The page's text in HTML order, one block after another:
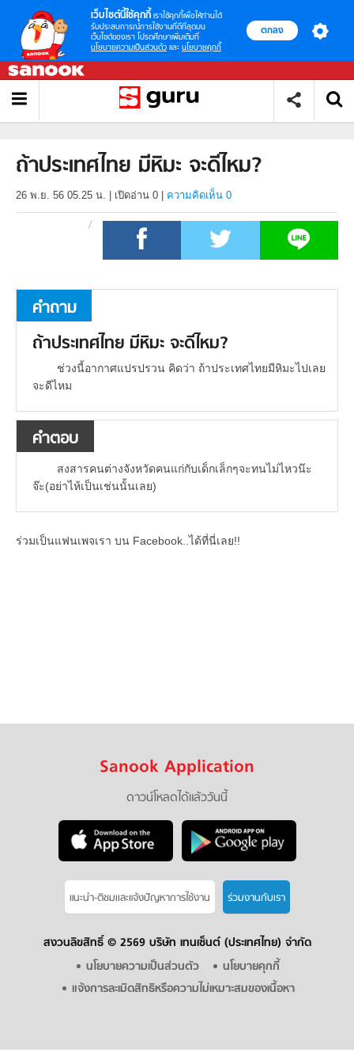
เว็บไซต์นี้ใช้คุกกี้ เราใช้คุกกี้เพื่อให้ท่านได้
รับประสบการณ์การใช้งานที่ดีที่สุดบน
เว็บไซต์ของเรา โปรดศึกษาเพิ่มเติมที่
นโยบายความเป็นส่วนตัว และ นโยบายคุกกี้
ตกลง
ถ้าประเทศไทย มีหิมะ จะดีไหม?
26 พ.ย. 56 05.25 น. เปิดอ่าน 0 ความคิดเห็น 0
คำถาม
ถ้าประเทศไทย มีหิมะ จะดีไหม?
ช่วงนี้อากาศแปรปรวน คิดว่า ถ้าประเทศไทยมีหิมะไปเลย
จะดีไหม
คำตอบ
สงสารคนต่างจังหวัดคนแก่กับเด็กเล็กๆจะทนไม่ไหวน๊ะ
จ๊ะ(อย่าไห้เป็นเช่นนั้นเลย)
ร่วมเป็นแฟนเพจเรา บน Facebook..ได้ที่นี่เลย!!
Sanook Application
ดาวน์โหลดได้แล้ววันนี้
แนะนำ-ติชมเเละแจ้งปัญหาการใช้งาน ร่วมงานกับเรา
สงวนลิขสิทธิ์ © 2569 บริษัท เทนเซ็นต์ (ประเทศไทย) จำกัด
นโยบายความเป็นส่วนตัว
นโยบายคุกกี้
แจ้งการละเมิดสิทธิหรือความไม่เหมาะสมของเนื้อหา